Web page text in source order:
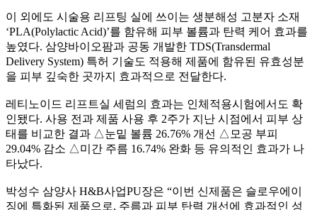
이 외에도 시술용 리프팅 실에 쓰이는 생분해성 고분자 소재
‘PLA(Polylactic Acid)’를 함유해 피부 볼륨과 탄력 케어 효과를
높였다. 삼양바이오팜과 공동 개발한 TDS(Transdermal
Delivery System) 특허 기술도 적용해 제품에 함유된 유효성분
을 피부 깊숙한 곳까지 효과적으로 전달한다.
레티노이드 리프트실 세럼의 효과는 인체적용시험에서도 확
인됐다. 사용 전과 제품 사용 후 2주가 지난 시점에서 피부 상
태를 비교한 결과 △눈밑 볼륨 26.76% 개선 △모공 부피
29.04% 감소 △미간 주름 16.74% 완화 등 유의적인 효과가 나
타났다.
박성수 삼양사 H&B사업PU장은 “이번 신제품은 슬로우에이
징에 특화된 제품으로, 주름과 피부 탄력 개선에 효과적인 성